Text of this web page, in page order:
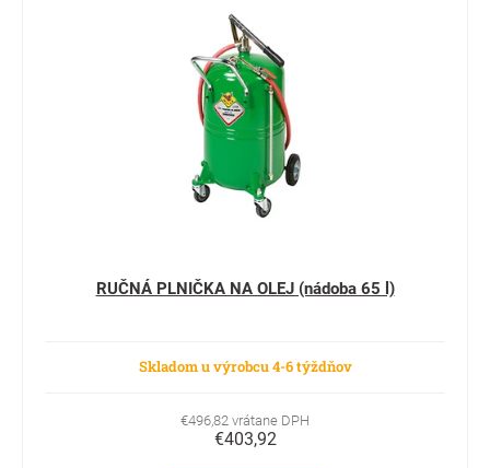
RUČNÁ PLNIČKA NA OLEJ (nádoba 65 l)
Skladom u výrobcu 4-6 týždňov
€496,82 vrátane DPH
€403,92